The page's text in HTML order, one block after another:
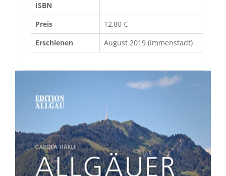
ISBN
Preis
12,80 €
Erschienen
August 2019 (Immenstadt)